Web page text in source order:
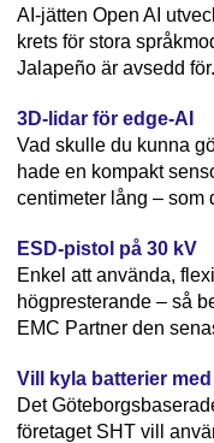
AI-jätten Open AI
krets för stora
Jalapeño är avsedd
3D-lidar för edge-AI
Vad skulle du kunna
hade en kompakt
centimeter lång – som
ESD-pistol på 30 kV
Enkel att använda,
högpresterande – så
EMC Partner den
Vill kyla batterier
Det
företaget SHT vill